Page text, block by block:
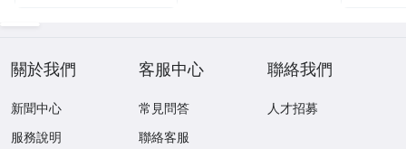
關於我們
新聞中心
服務說明
客服中心
常見問答
聯絡客服
聯絡我們
人才招募